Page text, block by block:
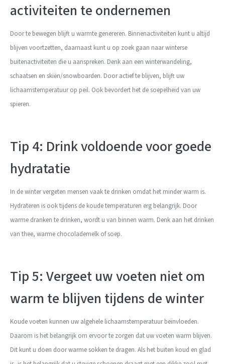
activiteiten te ondernemen
Door te bewegen blijft u warmte genereren. Binnenactiviteiten kunt u altijd
blijven voortzetten, daarnaast kunt u op zoek gaan naar winterse
buitenactiviteiten die u aanspreken. Denk aan een winterwandeling,
schaatsen en skiën/snowboarden. Door actief te blijven, blijft uw
lichaamstemperatuur op peil. Ook bevordert het de soepelheid van uw
spieren.
Tip 4: Drink voldoende voor goede
hydratatie
In de winter vergeten mensen vaak te drinken omdat het minder warm is.
Hydrateren is ook tijdens de koude temperaturen erg belangrijk. Door
warme dranken te drinken, wordt u van binnen warm. Denk aan het drinken
van thee, warme chocolademelk of soep.
Tip 5: Vergeet uw voeten niet om
warm te blijven tijdens de winter
Koude voeten kunnen uw algehele lichaamstemperatuur beïnvloeden.
Daarom is het belangrijk om ervoor te zorgen dat uw voeten warm blijven.
Dit kunt u doen door warme sokken te dragen. Als het buiten koud en glad